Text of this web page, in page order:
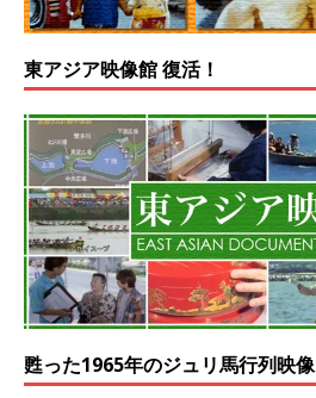
東アジア映像館 復活！
甦った1965年のジュリ馬行列映像